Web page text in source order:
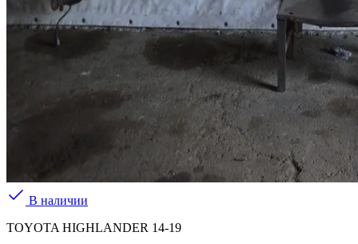
В наличии
TOYOTA HIGHLANDER 14-19